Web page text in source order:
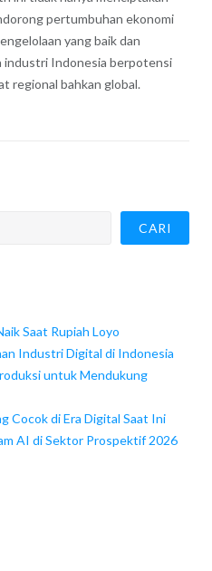
pertumbuhan ekonomi
yang baik dan
Indonesia berpotensi
regional bahkan global.
CARI
Saat Rupiah Loyo
Industri Digital di Indonesia
untuk Mendukung
Cocok di Era Digital Saat Ini
AI di Sektor Prospektif 2026